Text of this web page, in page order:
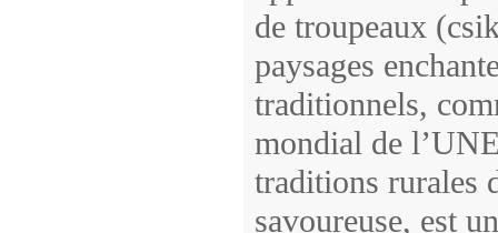
de troupeaux
paysages
traditionnels,
mondial de
traditions rurales
savoureuse, est